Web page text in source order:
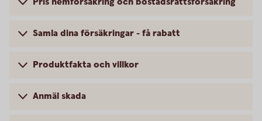
Samla dina försäkringar - få rabatt
Produktfakta och villkor
Anmäl skada